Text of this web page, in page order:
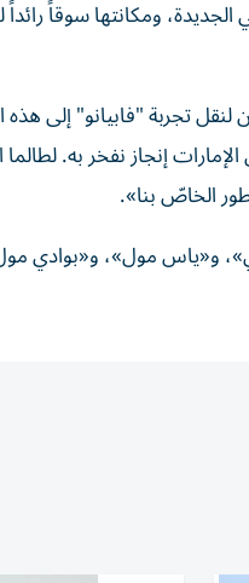
ومكانتها سوقاً رائداً
تجربة "فابيانو" إلى هذه
إنجاز نفخر به.
الخاصّ بنا».
و«ياس مول»، و«بوادي